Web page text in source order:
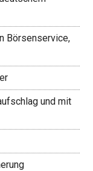
Börsenservice,
und mit